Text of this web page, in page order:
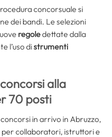
concorsuale si
dei bandi. Le selezioni
regoledettate dalla
l’uso distrumenti
alla
70 posti
in arrivo in Abruzzo,
per collaboratori, istruttori e